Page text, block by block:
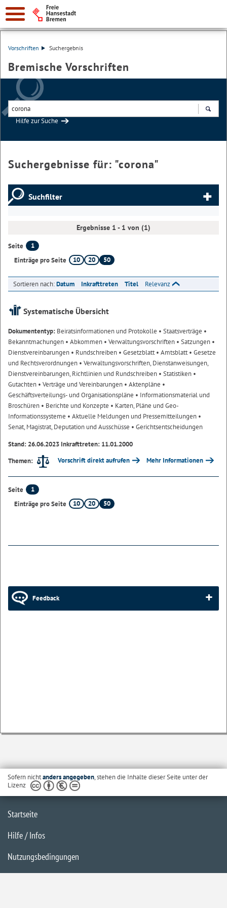
Vorschriften Suchergebnis
Bremische Vorschriften
Hilfe zur Suche
Suchergebnisse für: "corona"
Suchfilter
Ergebnisse 1 - 1 von (1)
Seite
1
Einträge pro Seite
10 20 50
Sortieren nach:Datum Inkrafttreten Titel Relevanz
Systematische Übersicht
Dokumententyp: Beiratsinformationen und Protokolle • Staatsverträge •
Bekanntmachungen • Abkommen • Verwaltungsvorschriften • Satzungen •
Dienstvereinbarungen • Rundschreiben • Gesetzblatt• Amtsblatt• Gesetze
und Rechtsverordnungen • Verwaltungsvorschriften, Dienstanweisungen,
Dienstvereinbarungen, Richtlinien und Rundschreiben • Statistiken •
Gutachten • Verträge und Vereinbarungen • Aktenpläne •
Geschäftsverteilungs- und Organisationspläne • Informationsmaterial und
Broschüren • Berichte und Konzepte • Karten, Pläne und Geo-
Informationssysteme • Aktuelle Meldungen und Pressemitteilungen •
Senat, Magistrat, Deputation und Ausschüsse • Gerichtsentscheidungen
Stand: 26.06.2023 Inkrafttreten: 11.01.2000
Themen:
Vorschrift direkt aufrufen Mehr Informationen
Seite
1
Einträge pro Seite
10 20 50
Feedback
Sofern nichtanders angegeben, stehen die Inhalte dieser Seite unter der
Lizenz
Startseite
Hilfe / Infos
Nutzungsbedingungen